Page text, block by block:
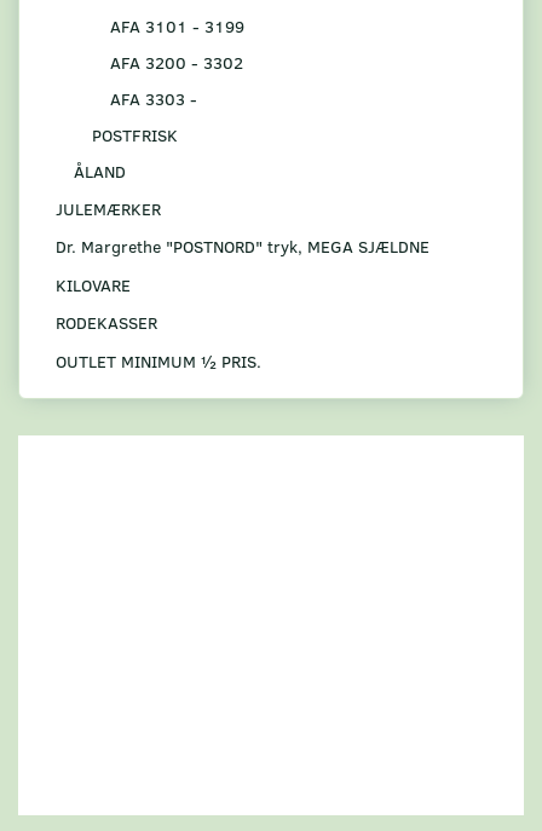
AFA 3101 - 3199
AFA 3200 - 3302
AFA 3303 -
POSTFRISK
ÅLAND
JULEMÆRKER
Dr. Margrethe "POSTNORD" tryk, MEGA SJÆLDNE
KILOVARE
RODEKASSER
OUTLET MINIMUM ½ PRIS.